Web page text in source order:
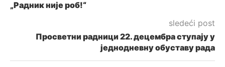
„Радник није роб!“
sledeći post
Просветни радници 22. децембра ступају у
једнодневну обуставу рада